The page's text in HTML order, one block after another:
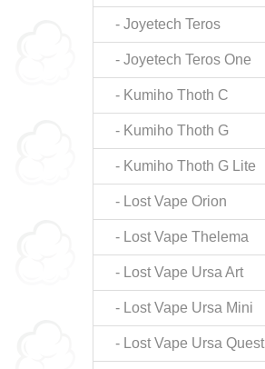
- Joyetech Teros
- Joyetech Teros One
- Kumiho Thoth C
- Kumiho Thoth G
- Kumiho Thoth G Lite
- Lost Vape Orion
- Lost Vape Thelema
- Lost Vape Ursa Art
- Lost Vape Ursa Mini
- Lost Vape Ursa Quest